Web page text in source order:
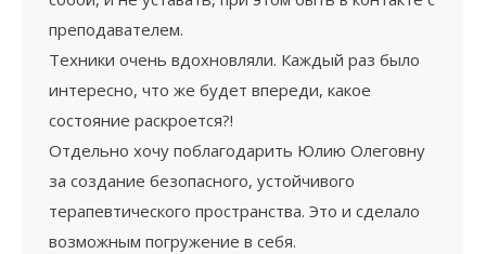
преподавателем.
Техники очень вдохновляли. Каждый раз было
интересно, что же будет впереди, какое
состояние раскроется?!
Отдельно хочу поблагодарить Юлию Олеговну
за создание безопасного, устойчивого
терапевтического пространства. Это и сделало
возможным погружение в себя.